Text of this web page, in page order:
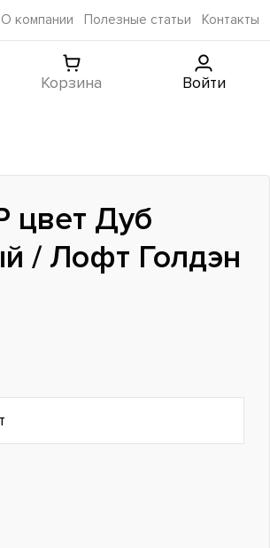
О компании Полезные статьи Контакты
Корзина Войти
цвет Дуб
/ Лофт Голдэн